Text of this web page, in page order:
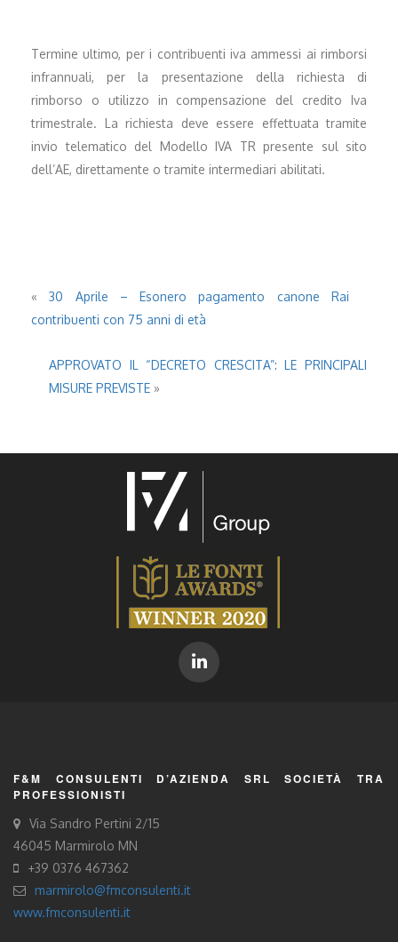
Termine ultimo, per i contribuenti iva ammessi ai rimborsi
infrannuali, per la presentazione della richiesta di
rimborso o utilizzo in compensazione del credito Iva
trimestrale. La richiesta deve essere effettuata tramite
invio telematico del Modello IVA TR presente sul sito
dell’AE, direttamente o tramite intermediari abilitati.
«30 Aprile – Esonero pagamento canone Rai
contribuenti con 75 anni di età
APPROVATO IL “DECRETO CRESCITA”: LE PRINCIPALI
MISURE PREVISTE »
F&M CONSULENTI D’AZIENDA SRL SOCIETÀ TRA
PROFESSIONISTI
Via Sandro Pertini 2/15
46045 Marmirolo MN
+39 0376 467362
marmirolo@fmconsulenti.it
www.fmconsulenti.it